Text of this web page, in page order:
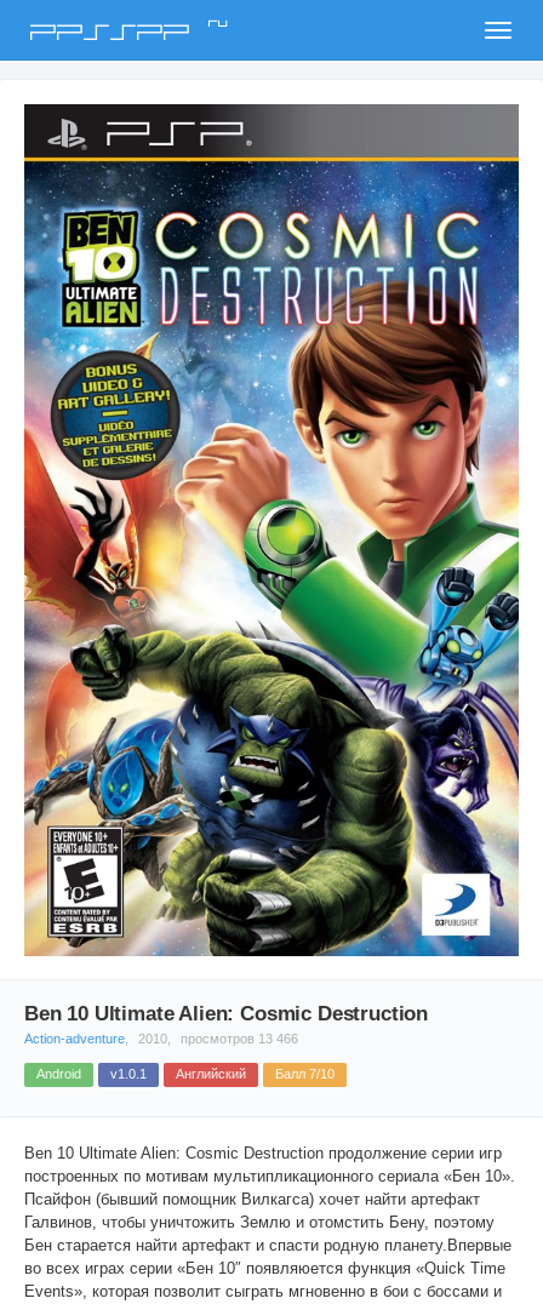
PPSSPP ru
Ben 10 Ultimate Alien: Cosmic Destruction
Action-adventure 2010, просмотров 13 466
Android v1.0.1 Английский Балл 7/10
Ben 10 Ultimate Alien: Cosmic Destruction продолжение серии игр
построенных по мотивам мультипликационного сериала «Бен 10».
Псайфон (бывший помощник Вилкагса) хочет найти артефакт
Галвинов, чтобы уничтожить Землю и отомстить Бену, поэтому
Бен старается найти артефакт и спасти родную планету.Впервые
во всех играх серии «Бен 10″ появляюется функция «Quick Time
Events», которая позволит сыграть мгновенно в бои с боссами и